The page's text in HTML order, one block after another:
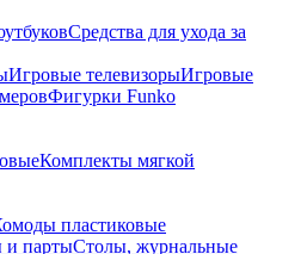
Средства для ухода за
Игровые телевизорыИгровые
Фигурки Funko
Комплекты мягкой
пластиковые
и партыСтолы, журнальные